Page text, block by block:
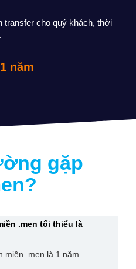
transfer cho quý khách, thời
năm
gặp
?
.men tối thiểu là
miền .men là 1 năm.